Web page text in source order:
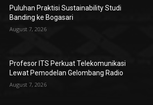
Puluhan Praktisi Sustainability Studi
Banding ke Bogasari
August 7, 2026
Profesor ITS Perkuat Telekomunikasi
Lewat Pemodelan Gelombang Radio
August 7, 2026